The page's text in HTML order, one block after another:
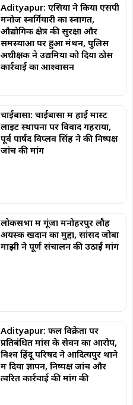
Adityapur: एसिया ने किया एसपी
मनोज स्वर्गियारी का स्वागत,
औद्योगिक क्षेत्र की सुरक्षा और
समस्याओं पर हुआ मंथन, पुलिस
अधीक्षक ने उद्यमियों को दिया ठोस
कार्रवाई का आश्वासन
चाईबासा: चाईबासा में हाई मास्ट
लाइट स्थापना पर विवाद गहराया,
पूर्व पार्षद विप्लव सिंह ने की निष्पक्ष
जांच की मांग
लोकसभा में गूंजा मनोहरपुर लौह
अयस्क खदान का मुद्दा, सांसद जोबा
माझी ने पूर्ण संचालन की उठाई मांग
Adityapur: फल विक्रेता पर
प्रतिबंधित मांस के सेवन का आरोप,
विश्व हिंदू परिषद ने आदित्यपुर थाने
में दिया ज्ञापन, निष्पक्ष जांच और
त्वरित कार्रवाई की मांग की